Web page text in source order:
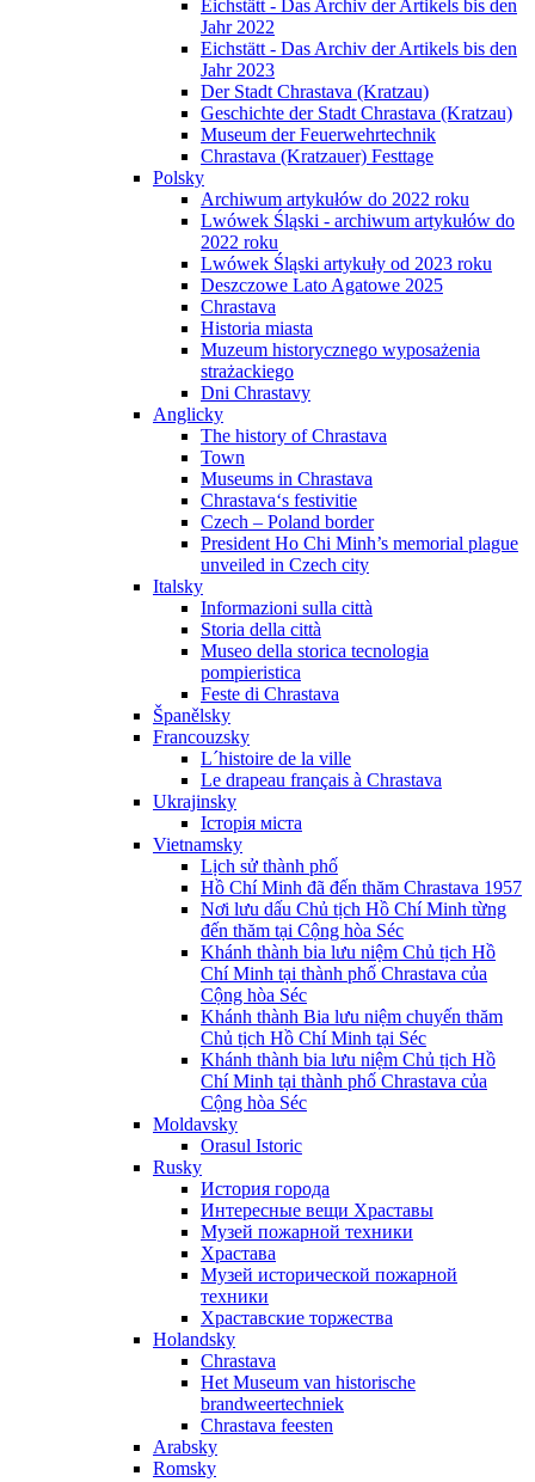
Eichstätt - Das Archiv der Artikels bis den
Jahr 2022
Eichstätt - Das Archiv der Artikels bis den
Jahr 2023
Der Stadt Chrastava (Kratzau)
Geschichte der Stadt Chrastava (Kratzau)
Museum der Feuerwehrtechnik
Chrastava (Kratzauer) Festtage
Polsky
Archiwum artykułów do 2022 roku
Lwówek Śląski - archiwum artykułów do
2022 roku
Lwówek Śląski artykuły od 2023 roku
Deszczowe Lato Agatowe 2025
Chrastava
Historia miasta
Muzeum historycznego wyposażenia
strażackiego
Dni Chrastavy
Anglicky
The history of Chrastava
Town
Museums in Chrastava
Chrastava‘s festivitie
Czech – Poland border
President Ho Chi Minh’s memorial plague
unveiled in Czech city
Italsky
Informazioni sulla città
Storia della città
Museo della storica tecnologia
pompieristica
Feste di Chrastava
Španělsky
Francouzsky
L´histoire de la ville
Le drapeau français à Chrastava
Ukrajinsky
Історія міста
Vietnamsky
Lịch sử thành phố
Hồ Chí Minh đã đến thăm Chrastava 1957
Nơi lưu dấu Chủ tịch Hồ Chí Minh từng
đến thăm tại Cộng hòa Séc
Khánh thành bia lưu niệm Chủ tịch Hồ
Chí Minh tại thành phố Chrastava của
Cộng hòa Séc
Khánh thành Bia lưu niệm chuyến thăm
Chủ tịch Hồ Chí Minh tại Séc
Khánh thành bia lưu niệm Chủ tịch Hồ
Chí Minh tại thành phố Chrastava của
Cộng hòa Séc
Moldavsky
Orasul Istoric
Rusky
История города
Интересные вещи Храставы
Музей пожарной техники
Храстава
Музей исторической пожарной
техники
Храставские торжества
Holandsky
Chrastava
Het Museum van historische
brandweertechniek
Chrastava feesten
Arabsky
Romsky